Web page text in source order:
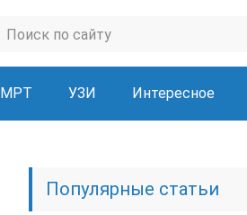
МРТ УЗИ Интересное
Популярные статьи